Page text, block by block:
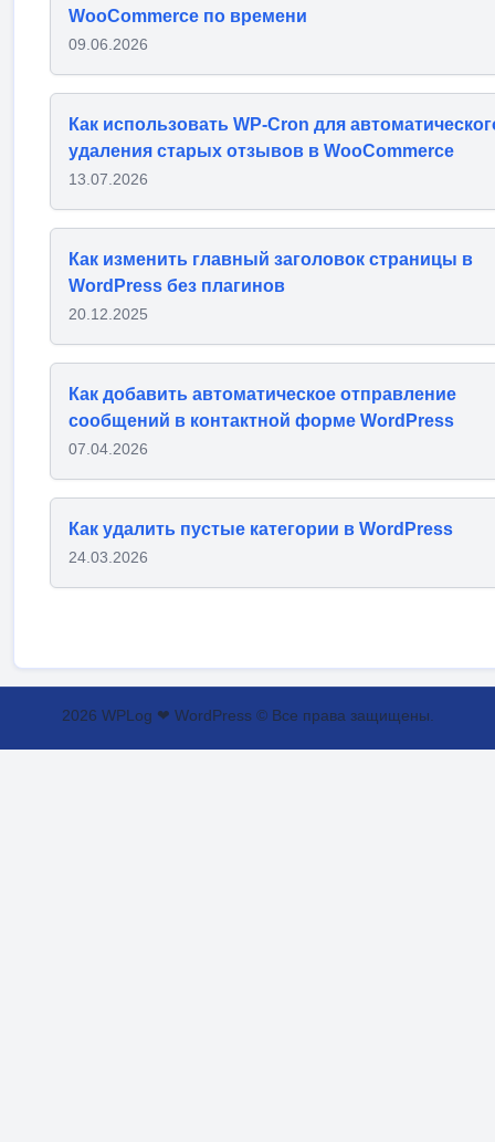
WooCommerce по времени
09.06.2026
Как использовать WP-Cron для
удаления старых отзывов в WooCommerce
13.07.2026
Как изменить главный заголовок страницы в
WordPress без плагинов
20.12.2025
Как добавить автоматическое отправление
сообщений в контактной форме WordPress
07.04.2026
Как удалить пустые категории в WordPress
24.03.2026
2026 WPLog ❤ WordPress © Все права защищены.